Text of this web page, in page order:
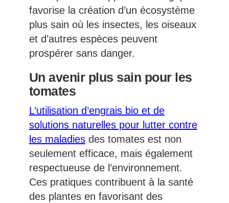
favorise la création d’un écosystème
plus sain où les insectes, les oiseaux
et d’autres espèces peuvent
prospérer sans danger.
Un avenir plus sain pour les
tomates
L’utilisation d’engrais bio et de
solutions naturelles pour lutter contre
les maladiesdes tomates est non
seulement efficace, mais également
respectueuse de l’environnement.
Ces pratiques contribuent à la santé
des plantes en favorisant des